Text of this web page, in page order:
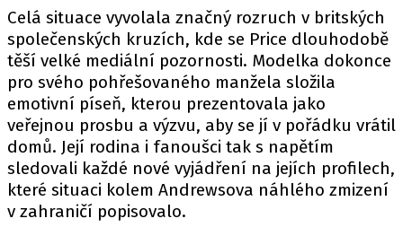
Celá situace vyvolala značný rozruch v britských
společenských kruzích, kde se Price dlouhodobě
těší velké mediální pozornosti. Modelka dokonce
pro svého pohřešovaného manžela složila
emotivní píseň, kterou prezentovala jako
veřejnou prosbu a výzvu, aby se jí v pořádku vrátil
domů. Její rodina i fanoušci tak s napětím
sledovali každé nové vyjádření na jejích profilech,
které situaci kolem Andrewsova náhlého zmizení
v zahraničí popisovalo.